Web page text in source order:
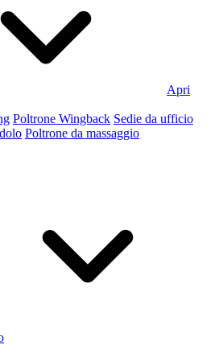
Apri
Poltrone Wingback Sedie da ufficio
Poltrone da massaggio